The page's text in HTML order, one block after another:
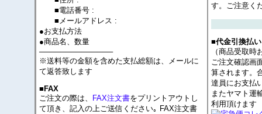
■電話番号 :
■メールアドレス :
●お支払方法
●商品名、数量
──────────────
※送料等の金額を含めた支払総額は、メールに
て返答致します
■FAX
ご注文の際は、 FAX注文書をプリントアウトし
て頂き、記入の上ご送信ください｡ FAX注文書
す。ご注意く
■代金引換払い
（商品受取時
ご注文確認画
算されます。
達員にお支払
またヤマト運
利用頂けます